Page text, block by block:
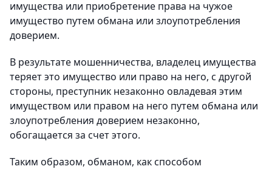
имущества или приобретение права на чужое
имущество путем обмана или злоупотребления
доверием.
В результате мошенничества, владелец имущества
теряет это имущество или право на него, с другой
стороны, преступник незаконно овладевая этим
имуществом или правом на него путем обмана или
злоупотребления доверием незаконно,
обогащается за счет этого.
Таким образом, обманом, как способом